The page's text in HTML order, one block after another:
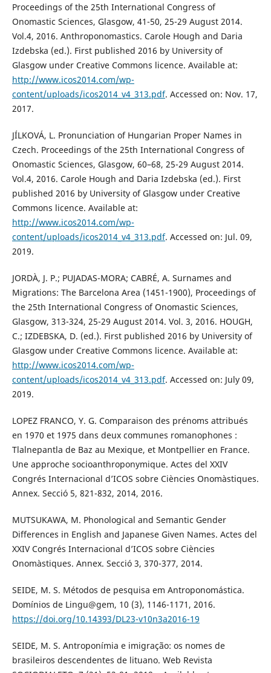
Proceedings of the 25th International Congress of
Onomastic Sciences, Glasgow, 41-50, 25-29 August 2014.
Vol.4, 2016. Anthroponomastics. Carole Hough and Daria
Izdebska (ed.). First published 2016 by University of
Glasgow under Creative Commons licence. Available at:
http://www.icos2014.com/wp-
content/uploads/icos2014_v4_313.pdf. Accessed on: Nov. 17,
2017.
JÍLKOVÁ, L. Pronunciation of Hungarian Proper Names in
Czech. Proceedings of the 25th International Congress of
Onomastic Sciences, Glasgow, 60–68, 25-29 August 2014.
Vol.4, 2016. Carole Hough and Daria Izdebska (ed.). First
published 2016 by University of Glasgow under Creative
Commons licence. Available at:
http://www.icos2014.com/wp-
content/uploads/icos2014_v4_313.pdf. Accessed on: Jul. 09,
2019.
JORDÀ, J. P.; PUJADAS-MORA; CABRÉ, A. Surnames and
Migrations: The Barcelona Area (1451-1900), Proceedings of
the 25th International Congress of Onomastic Sciences,
Glasgow, 313-324, 25-29 August 2014. Vol. 3, 2016. HOUGH,
C.; IZDEBSKA, D. (ed.). First published 2016 by University of
Glasgow under Creative Commons licence. Available at:
http://www.icos2014.com/wp-
content/uploads/icos2014_v4_313.pdf. Accessed on: July 09,
2019.
LOPEZ FRANCO, Y. G. Comparaison des prénoms attribués
en 1970 et 1975 dans deux communes romanophones :
Tlalnepantla de Baz au Mexique, et Montpellier en France.
Une approche socioanthroponymique. Actes del XXIV
Congrés Internacional d’ICOS sobre Ciències Onomàstiques.
Annex. Secció 5, 821-832, 2014, 2016.
MUTSUKAWA, M. Phonological and Semantic Gender
Differences in English and Japanese Given Names. Actes del
XXIV Congrés Internacional d’ICOS sobre Ciències
Onomàstiques. Annex. Secció 3, 370-377, 2014.
SEIDE, M. S. Métodos de pesquisa em Antroponomástica.
Domínios de Lingu@gem, 10 (3), 1146-1171, 2016.
https://doi.org/10.14393/DL23-v10n3a2016-19
SEIDE, M. S. Antroponímia e imigração: os nomes de
brasileiros descendentes de lituano. Web Revista